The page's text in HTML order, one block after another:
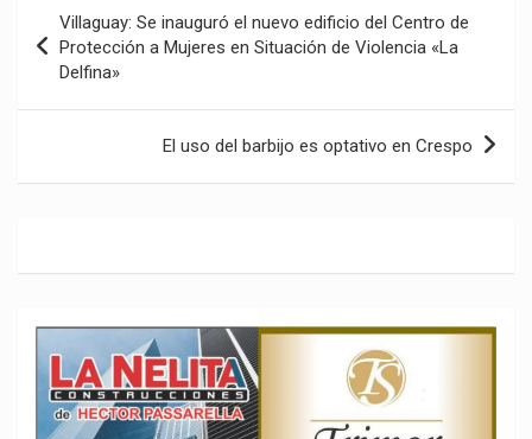
de
entradas
Villaguay: Se inauguró el nuevo edificio del Centro de
Protección a Mujeres en Situación de Violencia «La
Delfina»
El uso del barbijo es optativo en Crespo